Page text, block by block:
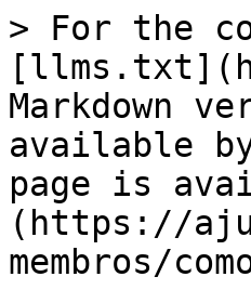
> For the
Markdown
available
page is
(https://
membros/